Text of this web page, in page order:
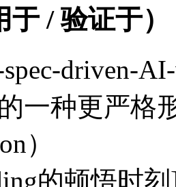
/ 验证于）
driven-
一种更严格
）
的顿悟时